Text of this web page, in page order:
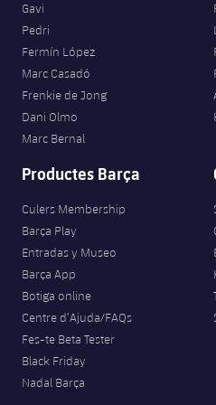
Gavi
Pedri
Fermín López
Marc Casadó
Frenkie de Jong
Dani Olmo
Marc Bernal
Productes Barça
Culers Membership
Barça Play
Entradas y Museo
Barça App
Botiga online
Centre d’Ajuda/FAQs
Fes-te Beta Tester
Black Friday
Nadal Barça